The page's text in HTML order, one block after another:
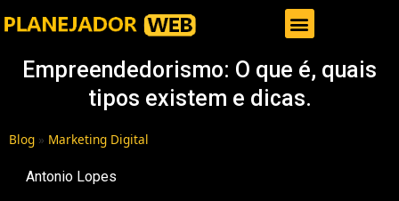
Empreendedorismo: O que é, quais
tipos existem e dicas.
Blog » Marketing Digital
Antonio Lopes